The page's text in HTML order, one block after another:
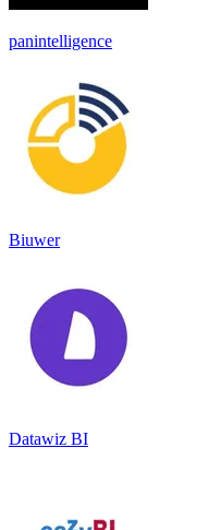
panintelligence
Biuwer
Datawiz BI